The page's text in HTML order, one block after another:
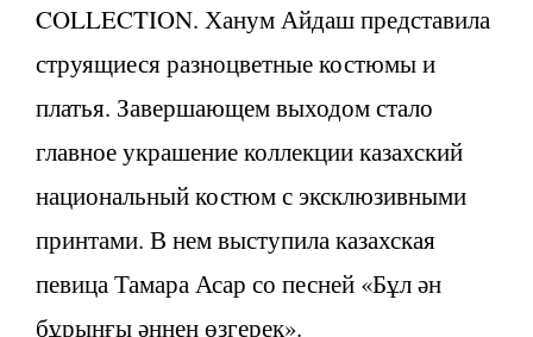
COLLECTION. Ханум Айдаш представила
струящиеся разноцветные костюмы и
платья. Завершающем выходом стало
главное украшение коллекции казахский
национальный костюм с эксклюзивными
принтами. В нем выступила казахская
певица Тамара Асар со песней «Бұл ән
бұрынғы әннен өзгерек».